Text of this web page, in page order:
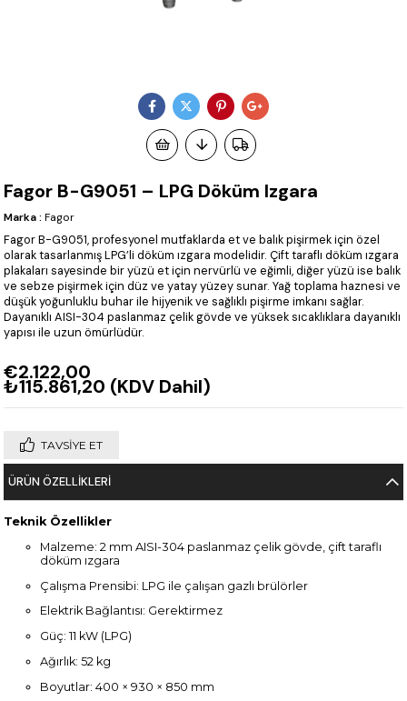
Fagor B-G9051 – LPG Döküm Izgara
Marka : Fagor
Fagor B-G9051, profesyonel mutfaklarda et ve balık pişirmek için özel
olarak tasarlanmış LPG’li döküm ızgara modelidir. Çift taraflı döküm ızgara
plakaları sayesinde bir yüzü et için nervürlü ve eğimli, diğer yüzü ise balık
ve sebze pişirmek için düz ve yatay yüzey sunar. Yağ toplama haznesi ve
düşük yoğunluklu buhar ile hijyenik ve sağlıklı pişirme imkanı sağlar.
Dayanıklı AISI-304 paslanmaz çelik gövde ve yüksek sıcaklıklara dayanıklı
yapısı ile uzun ömürlüdür.
€2.122,00
₺115.861,20 (KDV Dahil)
TAVSIYE ET
ÜRÜN ÖZELLIKLERI
Teknik Özellikler
Malzeme: 2 mm AISI-304 paslanmaz çelik gövde, çift taraflı
döküm ızgara
Çalışma Prensibi: LPG ile çalışan gazlı brülörler
Elektrik Bağlantısı: Gerektirmez
Güç: 11 kW (LPG)
Ağırlık: 52 kg
Boyutlar: 400 × 930 × 850 mm